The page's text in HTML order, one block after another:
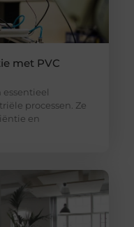
met PVC
essentieel
processen. Ze
en